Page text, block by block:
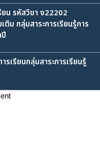
ยน รหัสวิชา ง22202
ม กลุ่มสาระการเรียนรู้การ
เรียนกลุ่มสาระการเรียนรู้